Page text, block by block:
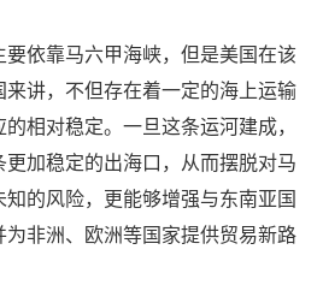
依靠马六甲海峡，但是美国在该
讲，不但存在着一定的海上运输
相对稳定。一旦这条运河建成，
加稳定的出海口，从而摆脱对马
的风险，更能够增强与东南亚国
非洲、欧洲等国家提供贸易新路